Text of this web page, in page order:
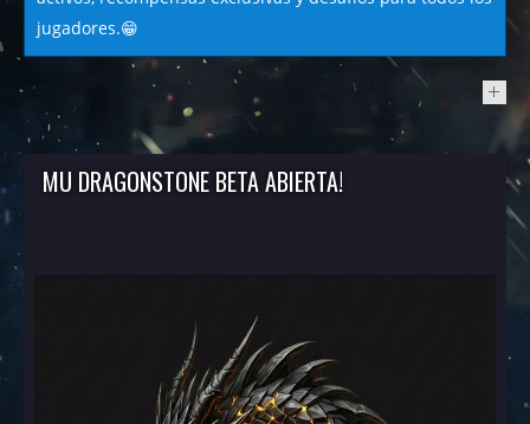
jugadores.😁
NEWS
MU DRAGONSTONE BETA ABIERTA!